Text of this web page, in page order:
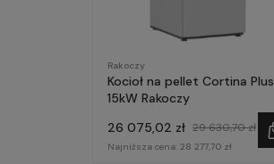
Rakoczy
Kocioł na pellet Cortina Plus
15kW Rakoczy
26 075,02 zł 29 630,70 zł
Najniższa cena: 28 277,70 zł